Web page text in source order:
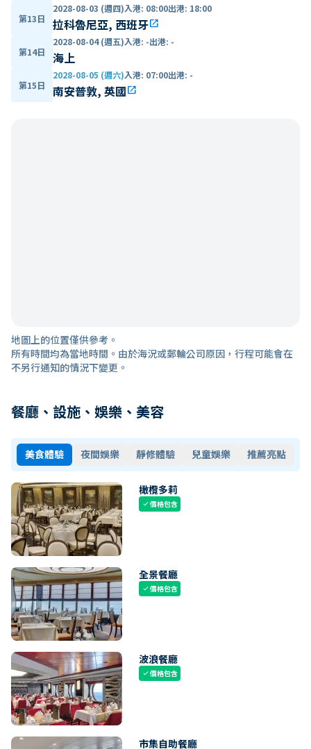
第13日
2028-08-03 (週四)入港: 08:00出港: 18:00
拉科魯尼亞, 西班牙open_in_new
第14日
2028-08-04 (週五)入港: -出港: -
海上
第15日
2028-08-05 (週六)入港: 07:00出港: -
南安普敦, 英國open_in_new
地圖上的位置僅供參考。
所有時間均為當地時間。由於海況或郵輪公司原因，行程可能會在
不另行通知的情況下變更。
餐廳、設施、娛樂、美容
美食體驗 夜間娛樂 靜修體驗 兒童娛樂 推薦亮點
橄欖多莉
check價格包含
全景餐廳
check價格包含
波浪餐廳
check價格包含
市集自助餐廳